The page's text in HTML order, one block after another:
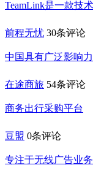
TeamLink是一款技
前程无忧 30条评论
中国具有广泛影响
在途商旅 54条评论
商务出行采购平台
豆盟 0条评论
专注于无线广告业